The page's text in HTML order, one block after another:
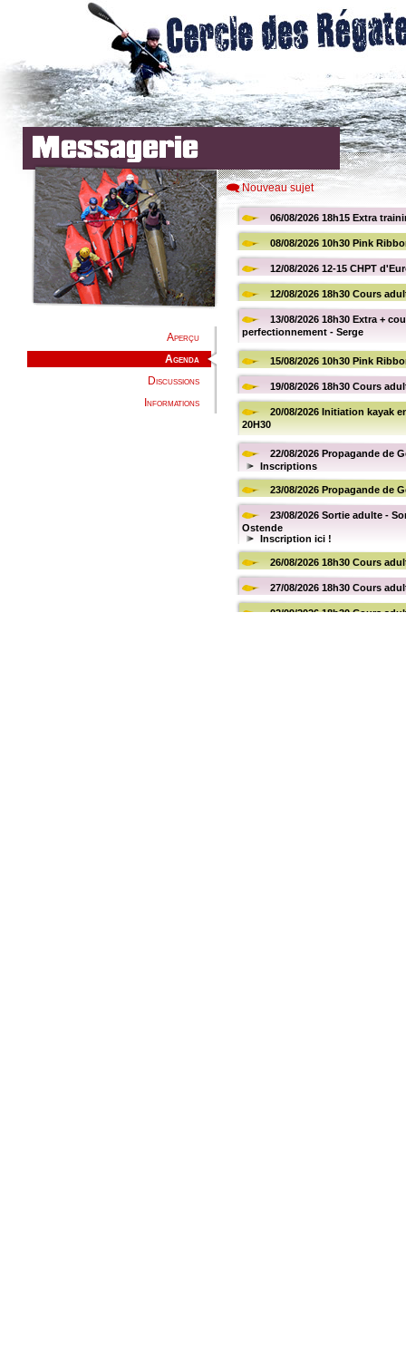
Aperçu
Agenda
Discussions
Informations
Nouveau sujet